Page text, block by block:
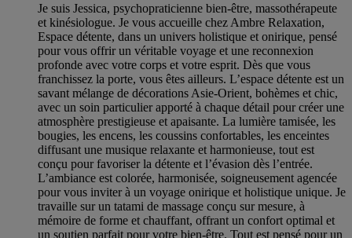
Je suis Jessica, psychopraticienne bien-être, massothérapeute
et kinésiologue. Je vous accueille chez Ambre Relaxation,
Espace détente, dans un univers holistique et onirique, pensé
pour vous offrir un véritable voyage et une reconnexion
profonde avec votre corps et votre esprit. Dès que vous
franchissez la porte, vous êtes ailleurs. L’espace détente est un
savant mélange de décorations Asie-Orient, bohèmes et chic,
avec un soin particulier apporté à chaque détail pour créer une
atmosphère prestigieuse et apaisante. La lumière tamisée, les
bougies, les encens, les coussins confortables, les enceintes
diffusant une musique relaxante et harmonieuse, tout est
conçu pour favoriser la détente et l’évasion dès l’entrée.
L’ambiance est colorée, harmonisée, soigneusement agencée
pour vous inviter à un voyage onirique et holistique unique. Je
travaille sur un tatami de massage conçu sur mesure, à
mémoire de forme et chauffant, offrant un confort optimal et
un soutien parfait pour votre bien-être. Tout est pensé pour un